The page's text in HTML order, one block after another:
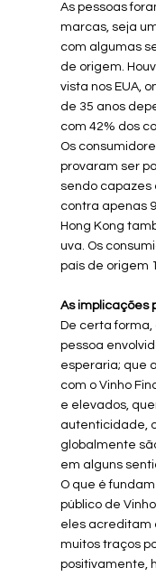
As pessoas
marcas, seja
com algumas
de origem.
vista nos EUA,
de 35 anos
com 42% dos
Os
provaram ser
sendo capazes
contra apenas
Hong Kong
uva. Os
país de origem
As implicações
De certa
pessoa
esperaria; que
com o Vinho
e elevados,
autenticidade,
globalmente
em alguns
O que é
público de
eles acreditam
muitos traços
positivamente,